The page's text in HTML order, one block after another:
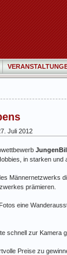
Juli 2012
in starken und
Männernetzwerks
prämieren.
eine
schnell zur
Preise zu